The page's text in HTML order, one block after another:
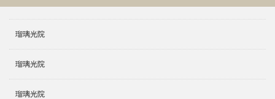
瑠璃光院
瑠璃光院
瑠璃光院